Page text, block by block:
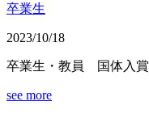
卒業生
2023/10/18
卒業生・教員 国体入賞
see more